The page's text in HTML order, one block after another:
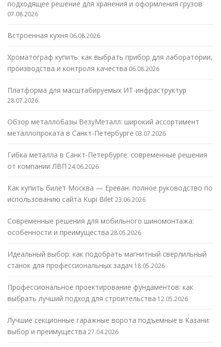
подходящее решение для хранения и оформления грузов
07.08.2026
Встроенная кухня 06.08.2026
Хроматограф купить: как выбрать прибор для лаборатории,
производства и контроля качества 06.08.2026
Платформа для масштабируемых ИТ-инфраструктур
28.07.2026
Обзор металлобазы ВезуМеталл: широкий ассортимент
металлопроката в Санкт-Петербурге 03.07.2026
Гибка металла в Санкт-Петербурге: современные решения
от компании ЛВП 24.06.2026
Как купить билет Москва — Ереван: полное руководство по
использованию сайта Kupi Bilet23.06.2026
Современные решения для мобильного шиномонтажа:
особенности и преимущества 28.05.2026
Идеальный выбор: как подобрать магнитный сверлильный
станок для профессиональных задач 18.05.2026
Профессиональное проектирование фундаментов: как
выбрать лучший подход для строительства 12.05.2026
Лучшие секционные гаражные ворота подъемные в Казани:
выбор и преимущества 27.04.2026